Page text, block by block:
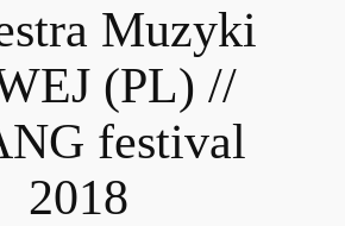
Muzyki
(PL) //
festival
2018